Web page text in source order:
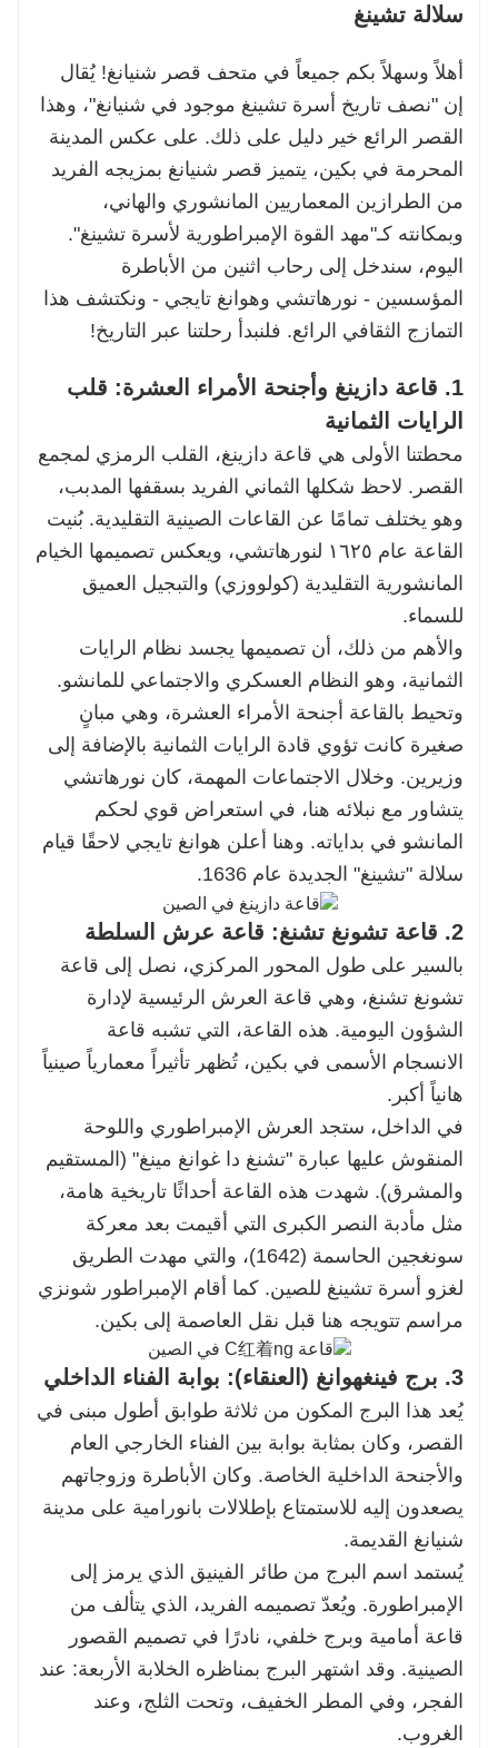
سياقًا ثقافيًا معمقًا، بدءًا من نظام الرايات الثمانية في
تشينغنينغ.
احجز مغامرتك الخاصة: دعنا نصمم لك رحلة
استكشافية تاريخية مثالية. تواصل معنا لتخطيط
زيارتك الفريدة لهذا المعلم التاريخي الحيّ من الصين
الإمبراطورية.
سلالة تشينغ
أهلاً وسهلاً بكم جميعاً في متحف قصر شنيانغ! يُقال
إن "نصف تاريخ أسرة تشينغ موجود في شنيانغ"، وهذا
القصر الرائع خير دليل على ذلك. على عكس المدينة
المحرمة في بكين، يتميز قصر شنيانغ بمزيجه الفريد
من الطرازين المعماريين المانشوري والهاني،
وبمكانته كـ"مهد القوة الإمبراطورية لأسرة تشينغ".
اليوم، سندخل إلى رحاب اثنين من الأباطرة
المؤسسين - نورهاتشي وهوانغ تايجي - ونكتشف هذا
التمازج الثقافي الرائع. فلنبدأ رحلتنا عبر التاريخ!
1. قاعة دازينغ وأجنحة الأمراء العشرة: قلب
الرايات الثمانية
محطتنا الأولى هي قاعة دازينغ، القلب الرمزي لمجمع
القصر. لاحظ شكلها الثماني الفريد بسقفها المدبب،
وهو يختلف تمامًا عن القاعات الصينية التقليدية. بُنيت
القاعة عام ١٦٢٥ لنورهاتشي، ويعكس تصميمها الخيام
المانشورية التقليدية (كولووزي) والتبجيل العميق
للسماء.
والأهم من ذلك، أن تصميمها يجسد نظام الرايات
الثمانية، وهو النظام العسكري والاجتماعي للمانشو.
وتحيط بالقاعة أجنحة الأمراء العشرة، وهي مبانٍ
صغيرة كانت تؤوي قادة الرايات الثمانية بالإضافة إلى
وزيرين. وخلال الاجتماعات المهمة، كان نورهاتشي
يتشاور مع نبلائه هنا، في استعراض قوي لحكم
المانشو في بداياته. وهنا أعلن هوانغ تايجي لاحقًا قيام
سلالة "تشينغ" الجديدة عام 1636.
2. قاعة تشونغ تشنغ: قاعة عرش السلطة
بالسير على طول المحور المركزي، نصل إلى قاعة
تشونغ تشنغ، وهي قاعة العرش الرئيسية لإدارة
الشؤون اليومية. هذه القاعة، التي تشبه قاعة
الانسجام الأسمى في بكين، تُظهر تأثيراً معمارياً صينياً
هانياً أكبر.
في الداخل، ستجد العرش الإمبراطوري واللوحة
المنقوش عليها عبارة "تشنغ دا غوانغ مينغ" (المستقيم
والمشرق). شهدت هذه القاعة أحداثًا تاريخية هامة،
مثل مأدبة النصر الكبرى التي أقيمت بعد معركة
سونغجين الحاسمة (1642)، والتي مهدت الطريق
لغزو أسرة تشينغ للصين. كما أقام الإمبراطور شونزي
مراسم تتويجه هنا قبل نقل العاصمة إلى بكين.
3. برج فينغهوانغ (العنقاء): بوابة الفناء الداخلي
يُعد هذا البرج المكون من ثلاثة طوابق أطول مبنى في
القصر، وكان بمثابة بوابة بين الفناء الخارجي العام
والأجنحة الداخلية الخاصة. وكان الأباطرة وزوجاتهم
يصعدون إليه للاستمتاع بإطلالات بانورامية على مدينة
شنيانغ القديمة.
يُستمد اسم البرج من طائر الفينيق الذي يرمز إلى
الإمبراطورة. ويُعدّ تصميمه الفريد، الذي يتألف من
قاعة أمامية وبرج خلفي، نادرًا في تصميم القصور
الصينية. وقد اشتهر البرج بمناظره الخلابة الأربعة: عند
الفجر، وفي المطر الخفيف، وتحت الثلج، وعند
الغروب.